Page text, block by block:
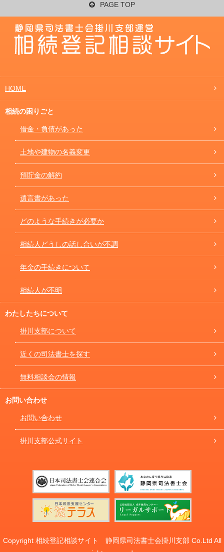
PAGE TOP
HOME
相続の困りごと
借金・負債があった
土地や建物の名義変更
預貯金の解約
遺言書があった
どのような手続きが必要か
相続人どうしの話し合いが不調
年金の手続きについて
相続人が不明
わたしたちについて
掛川支部について
近くの司法書士を探す
無料相談会の情報
お問い合わせ
お問い合わせ
掛川支部公式サイト
Copyright 相続登記相談サイト 静岡県司法書士会掛川支部 Co.Ltd All